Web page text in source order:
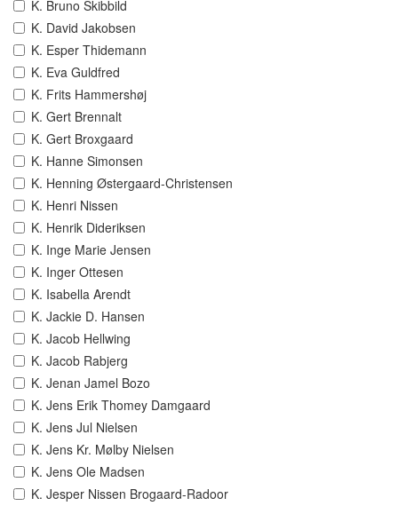
K. Bruno Skibbild
K. David Jakobsen
K. Esper Thidemann
K. Eva Guldfred
K. Frits Hammershøj
K. Gert Brennalt
K. Gert Broxgaard
K. Hanne Simonsen
K. Henning Østergaard-Christensen
K. Henri Nissen
K. Henrik Dideriksen
K. Inge Marie Jensen
K. Inger Ottesen
K. Isabella Arendt
K. Jackie D. Hansen
K. Jacob Hellwing
K. Jacob Rabjerg
K. Jenan Jamel Bozo
K. Jens Erik Thomey Damgaard
K. Jens Jul Nielsen
K. Jens Kr. Mølby Nielsen
K. Jens Ole Madsen
K. Jesper Nissen Brogaard-Radoor